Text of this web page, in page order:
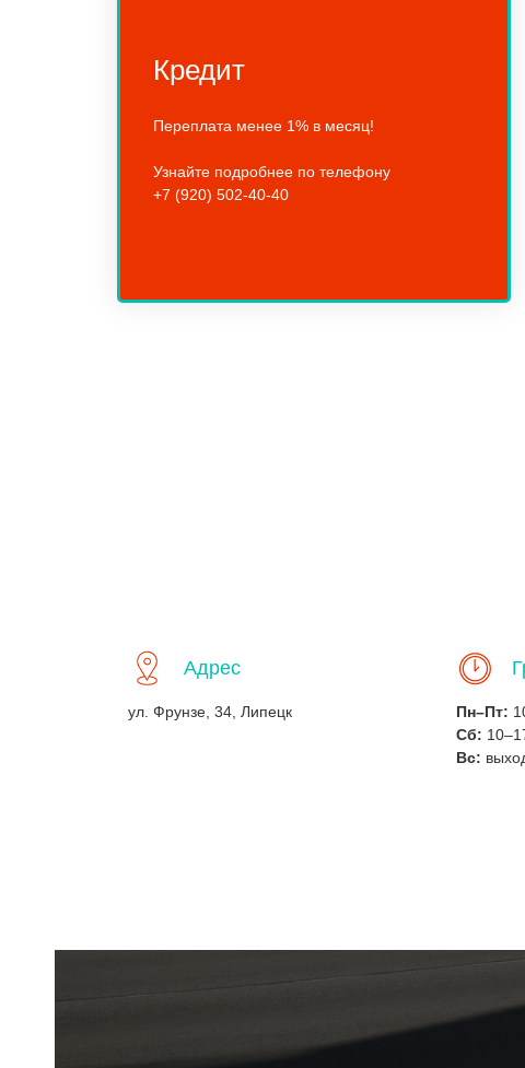
Кредит
Переплата менее 1% в месяц!
Узнайте подробнее по телефону
+7 (920) 502-40-40
Адрес
ул. Фрунзе, 34, Липецк Пн–Пт:
Сб:
Вс: